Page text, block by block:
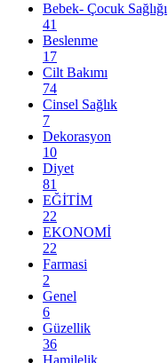
Bebek- Çocuk Sağlığı
41
Beslenme
17
Cilt Bakımı
74
Cinsel Sağlık
7
Dekorasyon
10
Diyet
81
EĞİTİM
22
EKONOMİ
22
Farmasi
2
Genel
6
Güzellik
36